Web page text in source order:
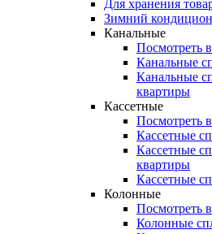
Для хранения
Зимний
Канальные
Посмотреть
Канальные
Канальные
квартиры
Кассетные
Посмотреть
Кассетные
Кассетные
квартиры
Кассетные
Колонные
Посмотреть
Колонные